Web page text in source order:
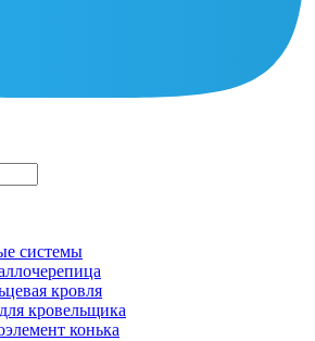
системы
кровля
кровельщика
конька